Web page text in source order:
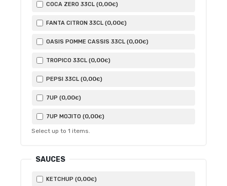
COCA ZERO 33CL (0,00€)
FANTA CITRON 33CL (0,00€)
OASIS POMME CASSIS 33CL (0,00€)
TROPICO 33CL (0,00€)
PEPSI 33CL (0,00€)
7UP (0,00€)
7UP MOJITO (0,00€)
Select up to 1 items.
SAUCES
KETCHUP (0,00€)